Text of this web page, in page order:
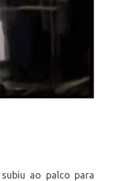
ao palco para